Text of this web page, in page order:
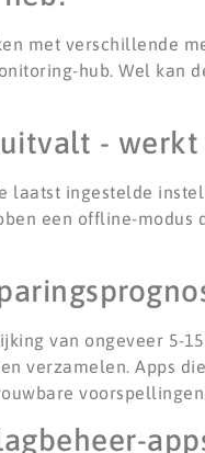
met verschillende
hub. Wel kan
-
laatst ingestelde
een offline-
van ongeveer 5-
verzamelen. Apps